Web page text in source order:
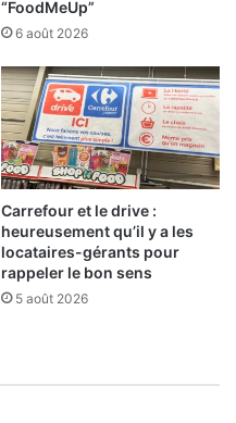
“FoodMeUp”
6 août 2026
Carrefour et le drive :
heureusement qu’il y a les
locataires-gérants pour
rappeler le bon sens
5 août 2026